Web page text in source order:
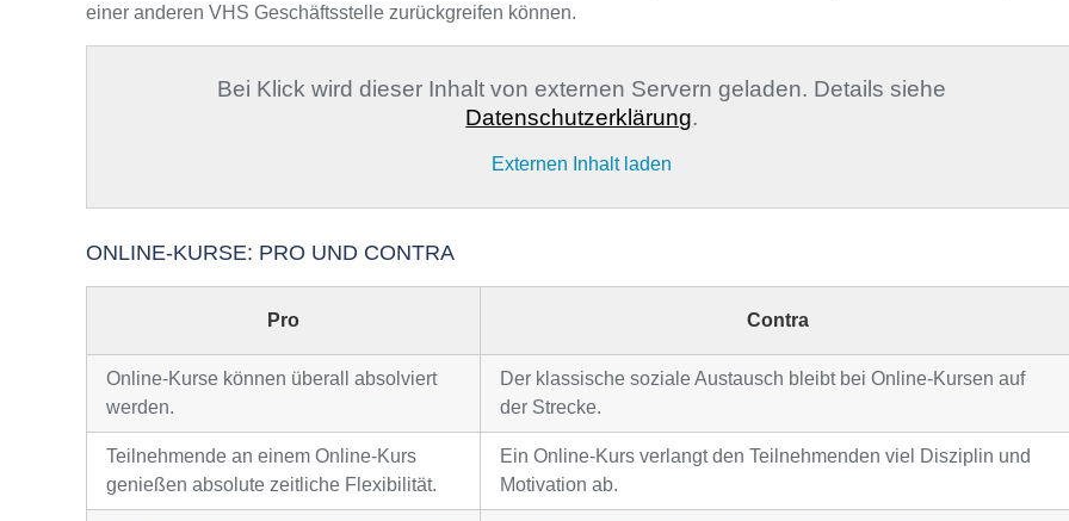
einer anderen VHS Geschäftsstelle zurückgreifen können.
Bei Klick wird dieser Inhalt von externen Servern geladen. Details siehe
Datenschutzerklärung.
Externen Inhalt laden
ONLINE-KURSE: PRO UND CONTRA
Pro Contra
Online-Kurse können überall absolviert
werden.
Der klassische soziale Austausch bleibt bei Online-Kursen auf
der Strecke.
Teilnehmende an einem Online-Kurs
genießen absolute zeitliche Flexibilität.
Ein Online-Kurs verlangt den Teilnehmenden viel Disziplin und
Motivation ab.